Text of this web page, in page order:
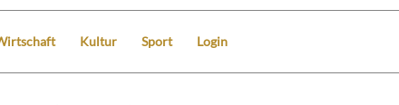
Kultur Sport Login